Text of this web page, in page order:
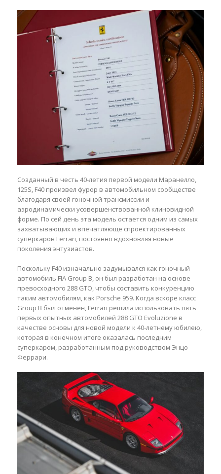
Созданный в честь 40-летия первой модели Маранелло,
125S, F40 произвел фурор в автомобильном сообществе
благодаря своей гоночной трансмиссии и
аэродинамически усовершенствованной клиновидной
форме. По сей день эта модель остается одним из самых
захватывающих и впечатляюще спроектированных
суперкаров Ferrari, постоянно вдохновляя новые
поколения энтузиастов.
Поскольку F40 изначально задумывался как гоночный
автомобиль FIA Group B, он был разработан на основе
превосходного 288 GTO, чтобы составить конкуренцию
таким автомобилям, как Porsche 959. Когда вскоре класс
Group B был отменен, Ferrari решила использовать пять
первых опытных автомобилей 288 GTO Evoluzione в
качестве основы для новой модели к 40-летнему юбилею,
которая в конечном итоге оказалась последним
суперкаром, разработанным под руководством Энцо
Феррари.